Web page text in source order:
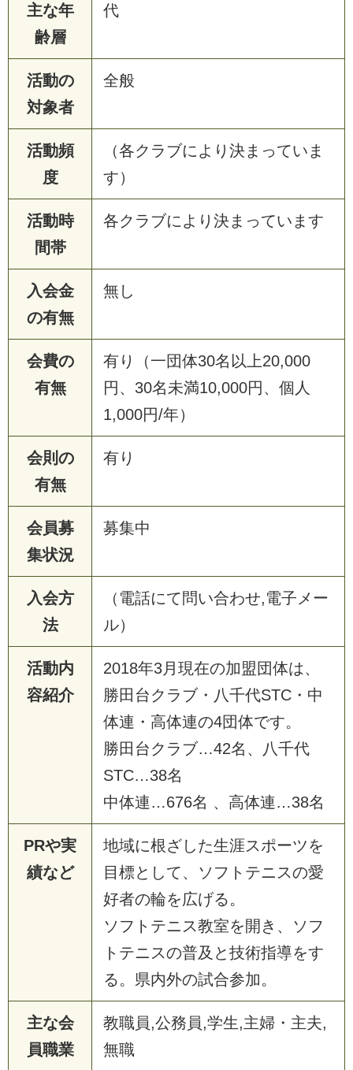
主な年
齢層
代
活動の
対象者
全般
活動頻
度
（各クラブにより決まっていま
す）
活動時
間帯
各クラブにより決まっています
入会金
の有無
無し
会費の
有無
有り（一団体30名以上20,000
円、30名未満10,000円、個人
1,000円/年）
会則の
有無
有り
会員募
集状況
募集中
入会方
法
（電話にて問い合わせ,電子メー
ル）
活動内
容紹介
2018年3月現在の加盟団体は、
勝田台クラブ・八千代STC・中
体連・高体連の4団体です。
勝田台クラブ…42名、八千代
STC…38名
中体連…676名 、高体連…38名
PRや実
績など
地域に根ざした生涯スポーツを
目標として、ソフトテニスの愛
好者の輪を広げる。
ソフトテニス教室を開き、ソフ
トテニスの普及と技術指導をす
る。県内外の試合参加。
主な会
員職業
教職員,公務員,学生,主婦・主夫,
無職